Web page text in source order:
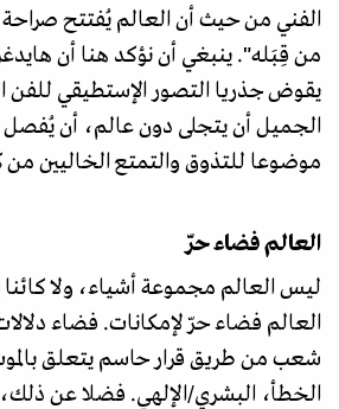
الفني من حيث أن العالم يُفتتح
من قِبَله". ينبغي أن نؤكد هنا أن
يقوض جذريا التصور الإستطيقي للفن
الجميل أن يتجلى دون عالم، أن
موضوعا للتذوق والتمتع الخاليين
العالم فضاء حرّ
ليس العالم مجموعة أشياء، ولا
العالم فضاء حرّ لإمكانات. فضاء
شعب من طريق قرار حاسم يتعلق
الخطأ، البشري/الإلهي. فضلا عن